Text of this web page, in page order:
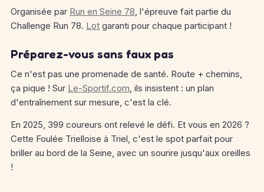
Organisée par Run en Seine 78, l'épreuve fait partie du
Challenge Run 78. Lot garanti pour chaque participant !
Préparez-vous sans faux pas
Ce n'est pas une promenade de santé. Route + chemins,
ça pique ! Sur Le-Sportif.com, ils insistent : un plan
d'entraînement sur mesure, c'est la clé.
En 2025, 399 coureurs ont relevé le défi. Et vous en 2026 ?
Cette Foulée Trielloise à Triel, c'est le spot parfait pour
briller au bord de la Seine, avec un sourire jusqu'aux oreilles
!